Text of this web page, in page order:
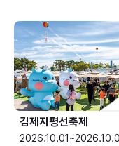
김제지평선축제